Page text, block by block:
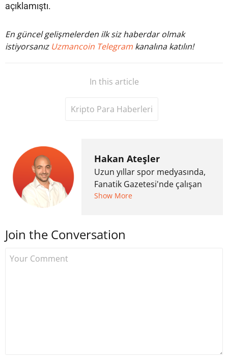
açıklamıştı.
En güncel gelişmelerden ilk siz haberdar olmak
istiyorsanız Uzmancoin Telegram kanalına katılın!
In this article
Kripto Para Haberleri
Hakan Ateşler
Uzun yıllar spor medyasında,
Fanatik Gazetesi'nde çalışan
Hakan Ateşler, 2020 yılında
Uzmancoin bünyesinde
Show More
Join the Conversation